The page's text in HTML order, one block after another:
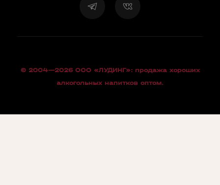
© 2004—2026 OOO «ЛУДИНГ»: продажа хороших
алкогольных напитков оптом.